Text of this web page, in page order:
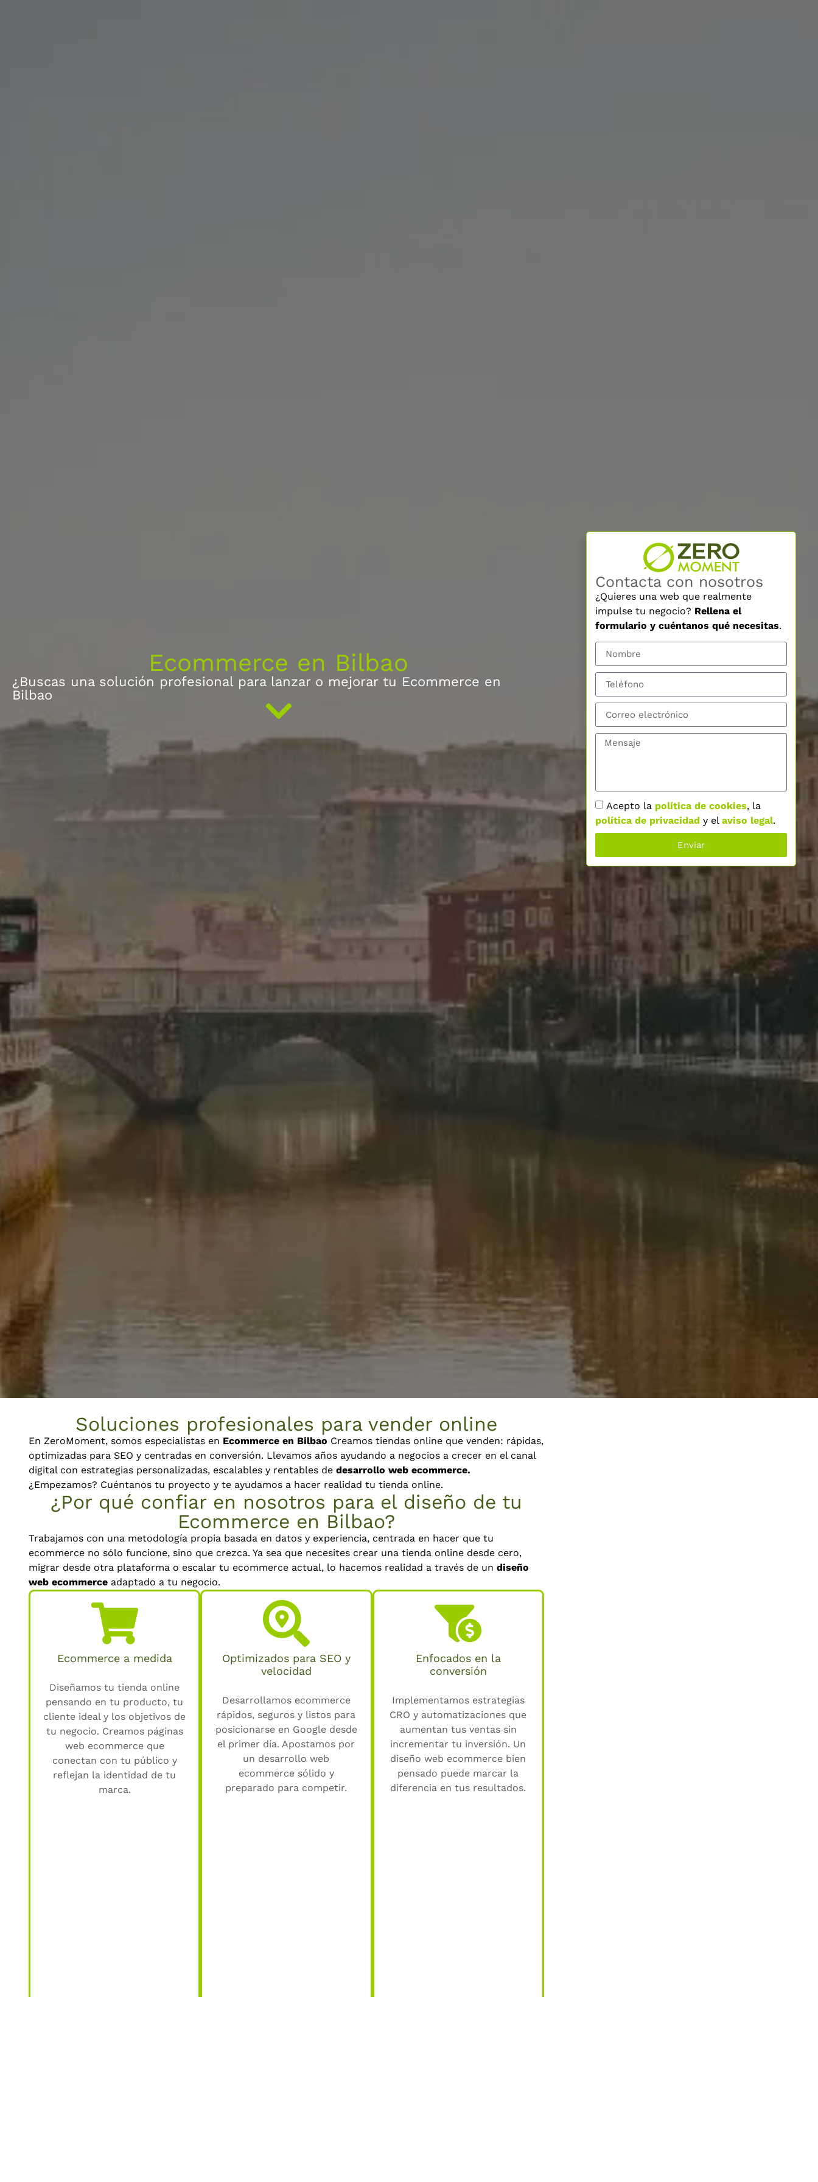
Ecommerce en Bilbao
¿Buscas una solución profesional para lanzar o mejorar tu Ecommerce en
Bilbao
Contacta con nosotros
¿Quieres una web que realmente
impulse tu negocio? Rellena el
formulario y cuéntanos qué necesitas.
Acepto la política de cookies, la
política de privacidad y elaviso legal.
Enviar
Soluciones profesionales para vender online
En ZeroMoment, somos especialistas en Ecommerce en Bilbao Creamos tiendas online que venden: rápidas,
optimizadas para SEO y centradas en conversión. Llevamos años ayudando a negocios a crecer en el canal
digital con estrategias personalizadas, escalables y rentables dedesarrollo web ecommerce.
¿Empezamos? Cuéntanos tu proyecto y te ayudamos a hacer realidad tu tienda online.
¿Por qué confiar en nosotros para el diseño de tu
Ecommerce en Bilbao?
Trabajamos con una metodología propia basada en datos y experiencia, centrada en hacer que tu
ecommerce no sólo funcione, sino que crezca. Ya sea que necesites crear una tienda online desde cero,
migrar desde otra plataforma o escalar tu ecommerce actual, lo hacemos realidad a través de undiseño
web ecommerce adaptado a tu negocio.
Ecommerce a medida
Diseñamos tu tienda online
pensando en tu producto, tu
cliente ideal y los objetivos de
tu negocio. Creamos páginas
web ecommerce que
conectan con tu público y
reflejan la identidad de tu
marca.
Optimizados para SEO y
velocidad
Desarrollamos ecommerce
rápidos, seguros y listos para
posicionarse en Google desde
el primer día. Apostamos por
un desarrollo web
ecommerce sólido y
preparado para competir.
Enfocados en la
conversión
Implementamos estrategias
CRO y automatizaciones que
aumentan tus ventas sin
incrementar tu inversión. Un
diseño web ecommerce bien
pensado puede marcar la
diferencia en tus resultados.